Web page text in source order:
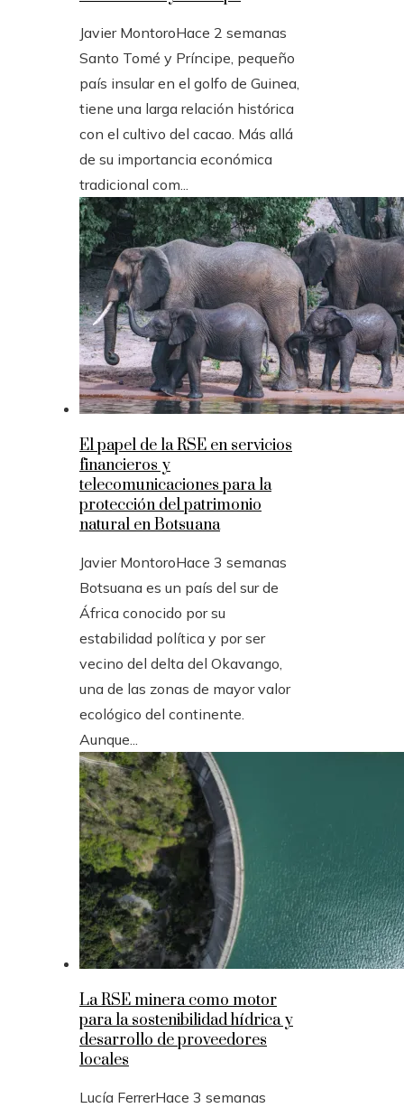
Javier MontoroHace 2 semanas
Santo Tomé y Príncipe, pequeño
país insular en el golfo de Guinea,
tiene una larga relación histórica
con el cultivo del cacao. Más allá
de su importancia económica
tradicional com...
El papel de la RSE en servicios
financieros y
telecomunicaciones para la
protección del patrimonio
natural en Botsuana
Javier MontoroHace 3 semanas
Botsuana es un país del sur de
África conocido por su
estabilidad política y por ser
vecino del delta del Okavango,
una de las zonas de mayor valor
ecológico del continente.
Aunque...
La RSE minera como motor
para la sostenibilidad hídrica y
desarrollo de proveedores
locales
Lucía FerrerHace 3 semanas